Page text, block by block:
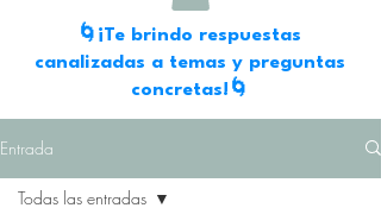
🌀¡Te brindo respuestas
canalizadas a temas y preguntas
concretas!🌀
Entrada
Todas las entradas